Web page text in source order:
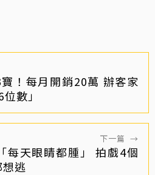
！每月開銷20萬 辦客家
數」
下一篇 →
每天眼睛都腫」 拍戲4個
逃